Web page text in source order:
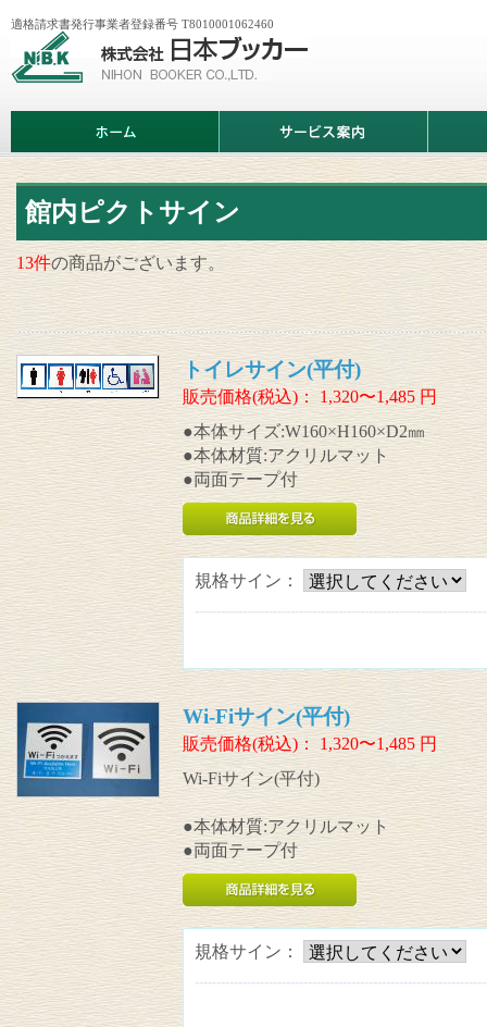
会
日
ッ
カ
適格請求書発行事業者登録番号 T8010001062460
ム
ビ
案
内
情
館内ピクトサイン
13件の商品がございます。
トイレサイン(平付)
販売価格(税込)： 1,320〜1,485円
●本体サイズ:W160×H160×D2㎜
●本体材質:アクリルマット
●両面テープ付
規格サイン：
Wi-Fiサイン(平付)
販売価格(税込)： 1,320〜1,485円
Wi-Fiサイン(平付)
●本体材質:アクリルマット
●両面テープ付
規格サイン：